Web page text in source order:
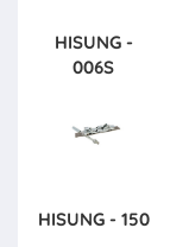
HISUNG -
006S
HISUNG - 150